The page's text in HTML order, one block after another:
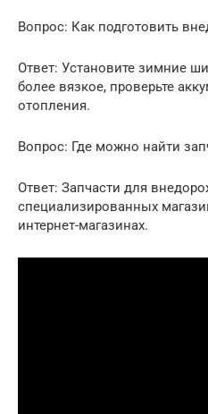
Вопрос: Как подготовить
Ответ: Установите зимние
более вязкое, проверьте
отопления.
Вопрос: Где можно найти
Ответ: Запчасти для
специализированных
интернет-магазинах.